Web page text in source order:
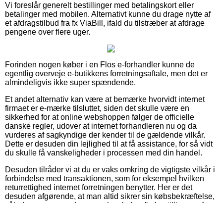
Vi foreslår generelt bestillinger med betalingskort eller
betalinger med mobilen. Alternativt kunne du drage nytte af
et afdragstilbud fra fx ViaBill, ifald du tilstræber at afdrage
pengene over flere uger.
Forinden nogen køber i en Flos e-forhandler kunne de
egentlig overveje e-butikkens forretningsaftale, men det er
almindeligvis ikke super spændende.
Et andet alternativ kan være at bemærke hvorvidt internet
firmaet er e-mærke tilsluttet, siden det skulle være en
sikkerhed for at online webshoppen følger de officielle
danske regler, udover at internet forhandleren nu og da
vurderes af sagkyndige der kender til de gældende vilkår.
Dette er desuden din lejlighed til at få assistance, for så vidt
du skulle få vanskeligheder i processen med din handel.
Desuden tilråder vi at du er vaks omkring de vigtigste vilkår i
forbindelse med transaktionen, som for eksempel hvilken
returrettighed internet forretningen benytter. Her er det
desuden afgørende, at man altid sikrer sin købsbekræftelse,